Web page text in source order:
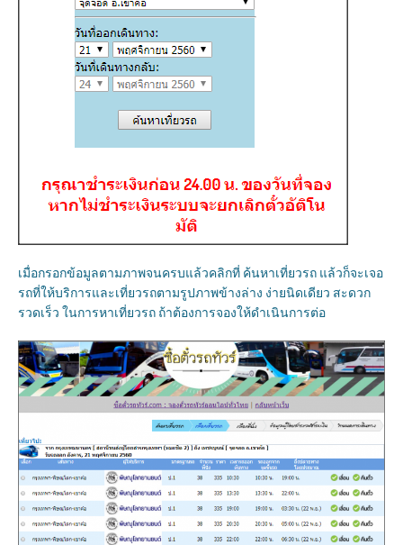
เมื่อกรอกข้อมูลตามภาพจนครบแล้วคลิกที่ ค้นหาเที่ยวรถ แล้วก็จะเจอ
รถที่ให้บริการและเที่ยวรถตามรูปภาพข้างล่าง ง่ายนิดเดียว สะดวก
รวดเร็ว ในการหาเที่ยวรถ ถ้าต้องการจองให้ดำเนินการต่อ